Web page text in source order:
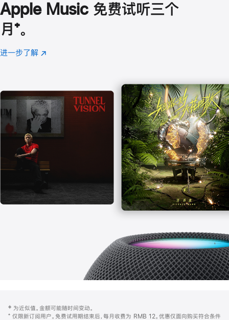
Apple Music 免费试听三个
月 脚
注
⁺。
进一步了解 Apple
(在
口
中
打
开)
页
注
‡ 为近似值。金额可能随时间变动。
⁺ 仅限新订阅用户。免费试用期结束后，每月收费为 RMB 12。优惠仅面向购买符合条件